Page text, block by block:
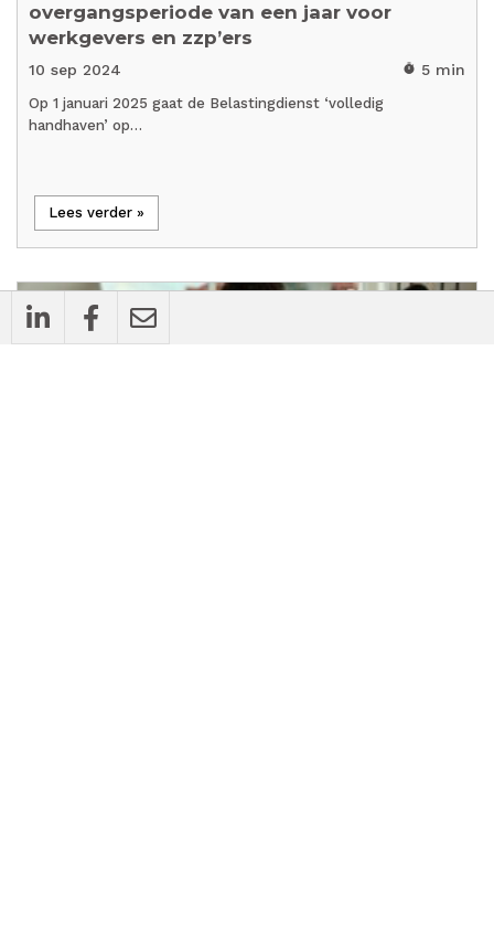
overgangsperiode van een jaar voor
werkgevers en zzp’ers
10 sep 2024 timer 5 min
Op 1 januari 2025 gaat de Belastingdienst ‘volledig
handhaven’ op…
Lees verder »